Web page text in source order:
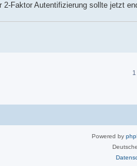
2-Faktor Autentifizierung sollte jetzt
Powered by